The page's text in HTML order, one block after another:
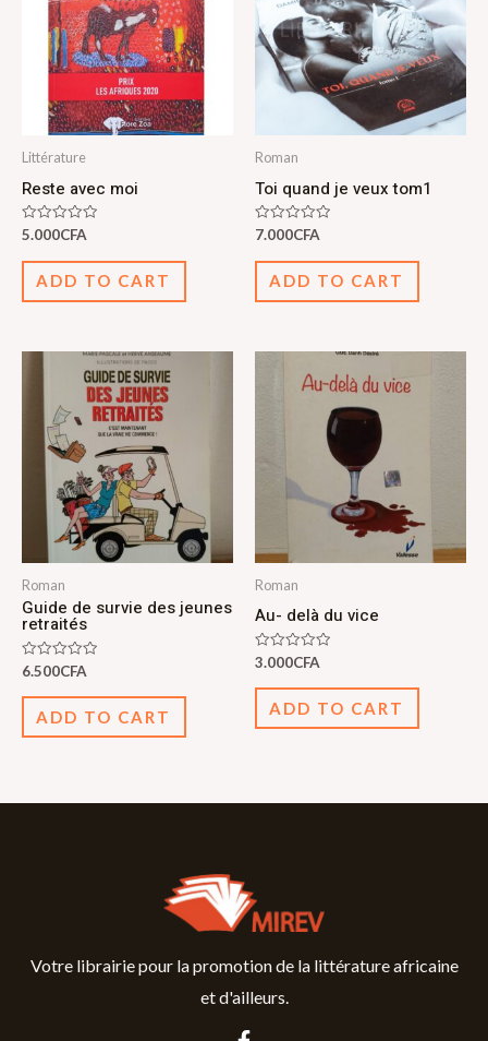
Littérature
Reste avec moi
Rated
out
5.000CFA
ADD TO CART
Roman
Toi quand je veux tom1
Rated
out
7.000CFA
ADD TO CART
Roman
Guide de survie des jeunes
retraités
Rated
0
out
6.500CFA
ADD TO CART
Roman
Au- delà du vice
Rated
0
out
3.000CFA
ADD TO CART
Votre librairie pour la promotion de la littérature africaine
et d'ailleurs.